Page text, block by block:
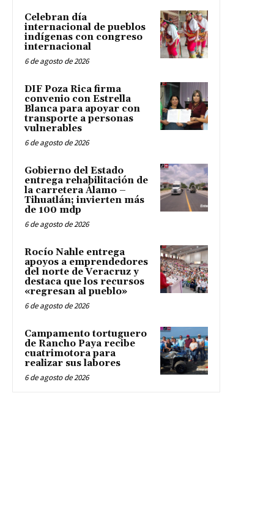
Celebran día
internacional de pueblos
indígenas con congreso
internacional
6 de agosto de 2026
DIF Poza Rica firma
convenio con Estrella
Blanca para apoyar con
transporte a personas
vulnerables
6 de agosto de 2026
Gobierno del Estado
entrega rehabilitación de
la carretera Álamo –
Tihuatlán; invierten más
de 100 mdp
6 de agosto de 2026
Rocío Nahle entrega
apoyos a emprendedores
del norte de Veracruz y
destaca que los recursos
«regresan al pueblo»
6 de agosto de 2026
Campamento tortuguero
de Rancho Paya recibe
cuatrimotora para
realizar sus labores
6 de agosto de 2026